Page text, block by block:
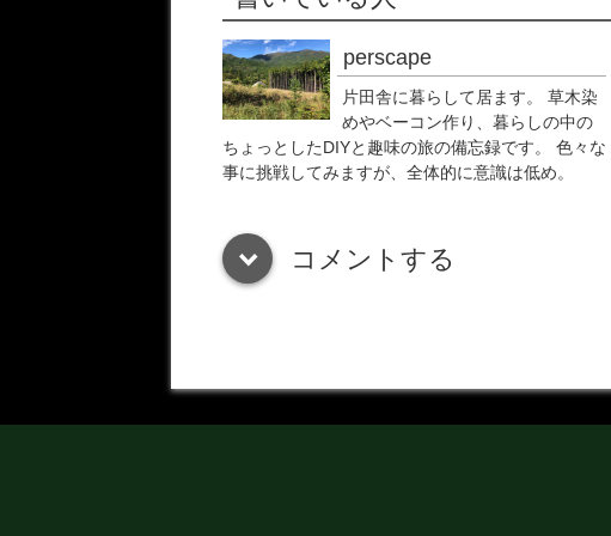
perscape
片田舎に暮らして居ます。 草木染
めやベーコン作り、暮らしの中の
ちょっとしたDIYと趣味の旅の備忘録です。 色々な
事に挑戦してみますが、全体的に意識は低め。
down コメントする